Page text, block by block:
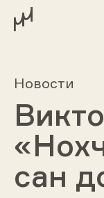
Новости
сан